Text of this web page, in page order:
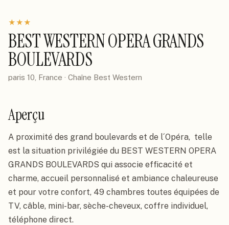
★★★
BEST WESTERN OPERA GRANDS
BOULEVARDS
paris 10, France · Chaîne Best Western
Aperçu
A proximité des grand boulevards et de l´Opéra,  telle
est la situation privilégiée du BEST WESTERN OPERA
GRANDS BOULEVARDS qui associe efficacité et
charme, accueil personnalisé et ambiance chaleureuse
et pour votre confort, 49 chambres toutes équipées de
TV, câble, mini-bar, sèche-cheveux, coffre individuel,
téléphone direct.